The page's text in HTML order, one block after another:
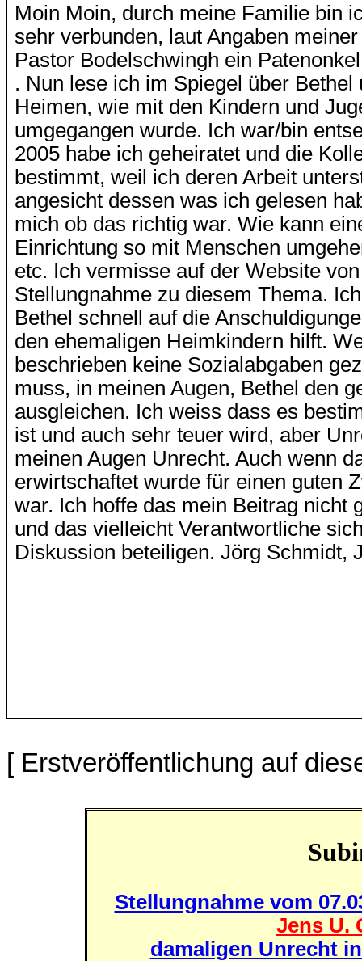
Moin Moin, durch meine Familie bin
sehr verbunden, laut Angaben
Pastor Bodelschwingh ein
. Nun lese ich im Spiegel über Bethel
Heimen, wie mit den Kindern und
umgegangen wurde. Ich war/bin
2005 habe ich geheiratet und die
bestimmt, weil ich deren Arbeit
angesicht dessen was ich gelesen
mich ob das richtig war. Wie kann
Einrichtung so mit Menschen
etc. Ich vermisse auf der Website
Stellungnahme zu diesem Thema.
Bethel schnell auf die
den ehemaligen Heimkindern hilft.
beschrieben keine Sozialabgaben
muss, in meinen Augen, Bethel den
ausgleichen. Ich weiss dass es
ist und auch sehr teuer wird, aber
meinen Augen Unrecht. Auch wenn
erwirtschaftet wurde für einen guten
war. Ich hoffe das mein Beitrag nicht
und das vielleicht Verantwortliche
Diskussion beteiligen. Jörg Schmidt,
[ Erstveröffentlichung auf
Stellungnahme vom
Jens U.
damaligen Unrecht